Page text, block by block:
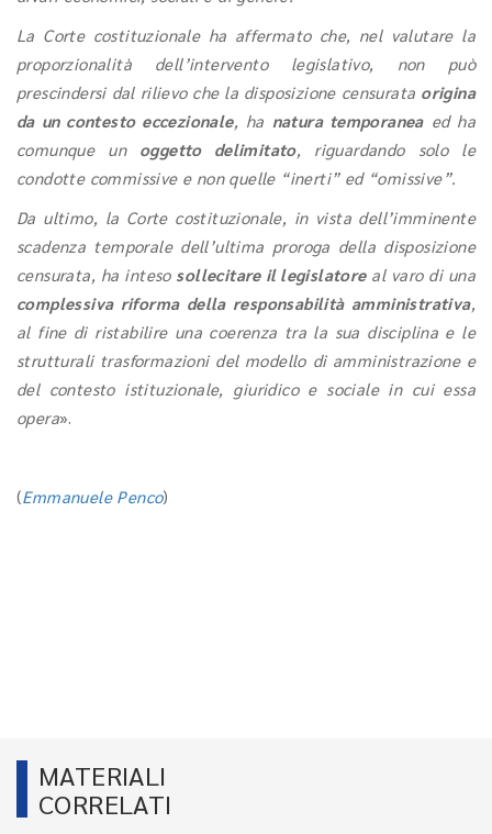
La Corte costituzionale ha affermato che, nel valutare la
proporzionalità dell’intervento legislativo, non può
prescindersi dal rilievo che la disposizione censurata origina
da un contesto eccezionale, ha natura temporaneaed ha
comunque un oggetto delimitato, riguardando solo le
condotte commissive e non quelle “inerti” ed “omissive”.
Da ultimo, la Corte costituzionale, in vista dell’imminente
scadenza temporale dell’ultima proroga della disposizione
censurata, ha inteso sollecitare il legislatoreal varo di una
complessiva riforma della responsabilità amministrativa,
al fine di ristabilire una coerenza tra la sua disciplina e le
strutturali trasformazioni del modello di amministrazione e
del contesto istituzionale, giuridico e sociale in cui essa
opera».
(Emmanuele Penco)
MATERIALI
CORRELATI